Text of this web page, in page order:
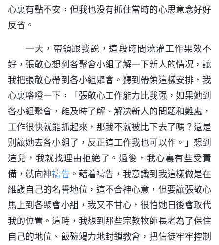
心裏有點不安，但我也没有抓住當時的心思意念好好
反省。
一天，帶領跟我説，這段時間澆灌工作果效不
好，張敬心想到各聚會小組了解一下新人的情况，讓
我把張敬心帶到各小組聚會。聽到帶領這樣安排，我
心裏咯噔一下，「張敬心工作能力比我强，如果她到
各小組聚會，能及時了解、解决新人的問題和難處，
工作很快就能抓起來，那我不就被比下去了嗎？還是
别讓她去各小組了，反正這工作我也可以作。」想到
這兒，我就找理由拒絶了。過後，我心裏有些受責
備，就向神禱告 。藉着禱告，我意識到我這樣做是在
維護自己的名譽地位，這不合神心意，但要讓張敬心
馬上到各聚會小組，我又不甘心，很怕她日後會取代
我的位置。這時，我想到那些宗教牧師長老為了保住
自己的地位、飯碗竭力地封鎖教會，把信徒牢牢控制